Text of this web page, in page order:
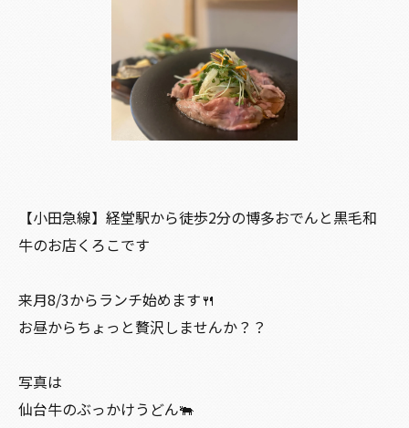
【小田急線】経堂駅から徒歩2分の博多おでんと黒毛和
牛のお店くろこです
来月8/3からランチ始めます🍴
お昼からちょっと贅沢しませんか？？
写真は
仙台牛のぶっかけうどん🐃